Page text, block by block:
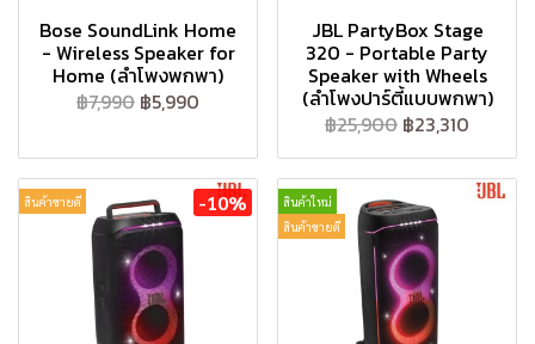
Bose SoundLink Home
- Wireless Speaker for
Home (ลำโพงพกพา)
฿7,990 ฿5,990
JBL PartyBox Stage
320 - Portable Party
Speaker with Wheels
(ลำโพงปาร์ตี้แบบพกพา)
฿25,900 ฿23,310
สินค้าขายดี -10%
สินค้าใหม่
สินค้าขายดี